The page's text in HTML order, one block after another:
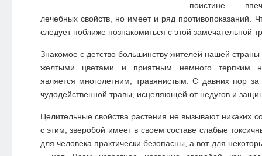
поистине
лечебных свойств, но имеет и ряд противопоказаний.
следует поближе познакомиться с этой замечательной
Знакомое с детство большинству жителей нашей
желтыми цветами и приятным немного терпким
является многолетним, травянистым. С давних пор
чудодейственной травы, исцеляющей от недугов и
Целительные свойства растения не вызывают никаких
с этим, зверобой имеет в своем составе слабые
для человека практически безопасны, а вот для